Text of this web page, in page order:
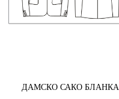
ДАМСКО САКО БЛАНКА